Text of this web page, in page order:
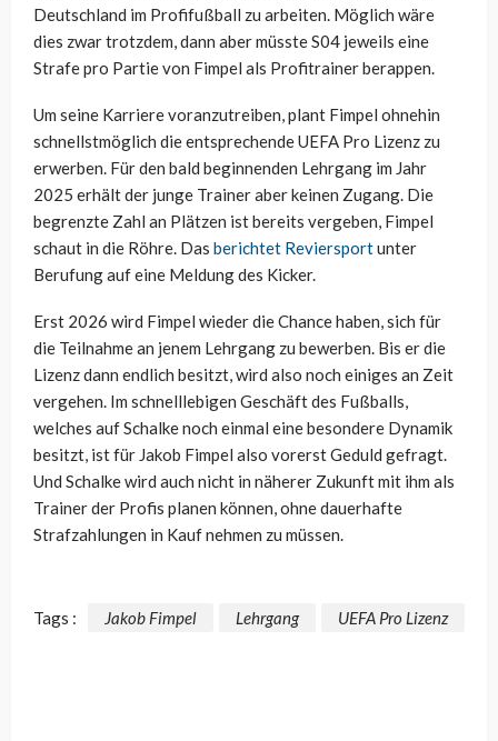
Deutschland im Profifußball zu arbeiten. Möglich wäre
dies zwar trotzdem, dann aber müsste S04 jeweils eine
Strafe pro Partie von Fimpel als Profitrainer berappen.
Um seine Karriere voranzutreiben, plant Fimpel ohnehin
schnellstmöglich die entsprechende UEFA Pro Lizenz zu
erwerben. Für den bald beginnenden Lehrgang im Jahr
2025 erhält der junge Trainer aber keinen Zugang. Die
begrenzte Zahl an Plätzen ist bereits vergeben, Fimpel
schaut in die Röhre. Das berichtet Reviersportunter
Berufung auf eine Meldung des Kicker.
Erst 2026 wird Fimpel wieder die Chance haben, sich für
die Teilnahme an jenem Lehrgang zu bewerben. Bis er die
Lizenz dann endlich besitzt, wird also noch einiges an Zeit
vergehen. Im schnelllebigen Geschäft des Fußballs,
welches auf Schalke noch einmal eine besondere Dynamik
besitzt, ist für Jakob Fimpel also vorerst Geduld gefragt.
Und Schalke wird auch nicht in näherer Zukunft mit ihm als
Trainer der Profis planen können, ohne dauerhafte
Strafzahlungen in Kauf nehmen zu müssen.
Tags : Jakob Fimpel Lehrgang UEFA Pro Lizenz